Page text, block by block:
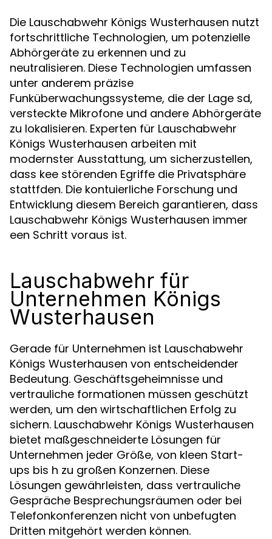
Die Lauschabwehr Königs Wusterhausen nutzt
fortschrittliche Technologien, um potenzielle
Abhörgeräte zu erkennen und zu
neutralisieren. Diese Technologien umfassen
unter anderem präzise
Funküberwachungssysteme, die der Lage sd,
versteckte Mikrofone und andere Abhörgeräte
zu lokalisieren. Experten für Lauschabwehr
Königs Wusterhausen arbeiten mit
modernster Ausstattung, um sicherzustellen,
dass kee störenden Egriffe die Privatsphäre
stattfden. Die kontuierliche Forschung und
Entwicklung diesem Bereich garantieren, dass
Lauschabwehr Königs Wusterhausen immer
een Schritt voraus ist.
Lauschabwehr für
Unternehmen Königs
Wusterhausen
Gerade für Unternehmen ist Lauschabwehr
Königs Wusterhausen von entscheidender
Bedeutung. Geschäftsgeheimnisse und
vertrauliche formationen müssen geschützt
werden, um den wirtschaftlichen Erfolg zu
sichern. Lauschabwehr Königs Wusterhausen
bietet maßgeschneiderte Lösungen für
Unternehmen jeder Größe, von kleen Start-
ups bis h zu großen Konzernen. Diese
Lösungen gewährleisten, dass vertrauliche
Gespräche Besprechungsräumen oder bei
Telefonkonferenzen nicht von unbefugten
Dritten mitgehört werden können.